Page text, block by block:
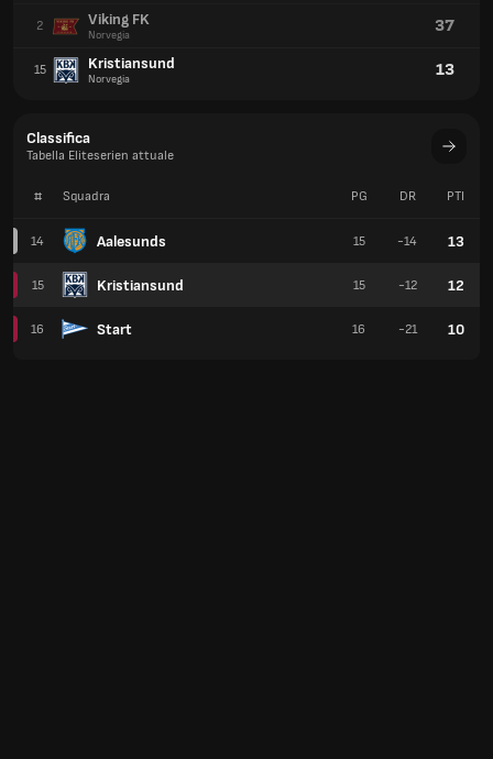
2 Viking FK
Norvegia 37
15 Kristiansund
Norvegia 13
Classifica
Tabella Eliteserien attuale
# Squadra
14 Aalesunds
15 Kristiansund
16 Start
PG DR PTI
15 -14 13
15 -12 12
16 -21 10